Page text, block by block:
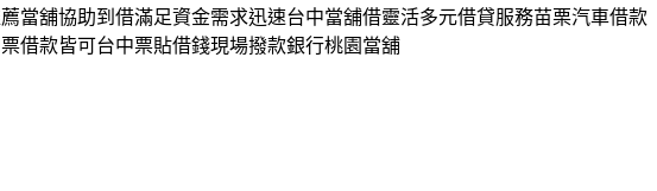
當舖協助到借滿足資金需求迅速台中當舖借靈活多元借貸服務苗栗汽車借款
借款皆可台中票貼借錢現場撥款銀行桃園當舖